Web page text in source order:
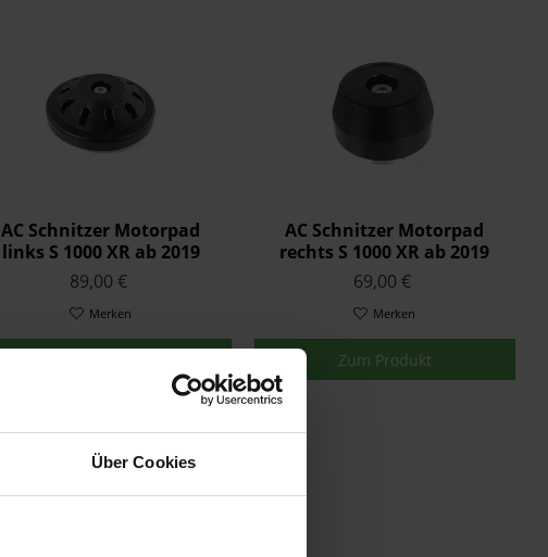
Über Cookies
AC Schnitzer Motorpad
links S 1000 XR ab 2019
89,00 €
Merken
AC Schnitzer Motorpad
rechts S 1000 XR ab 2019
69,00 €
Merken
Zum Produkt